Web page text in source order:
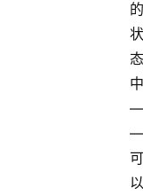
的
状
态
中
—
—
可
以